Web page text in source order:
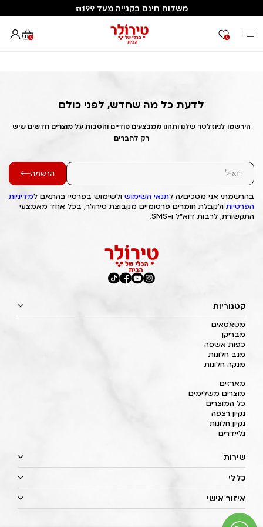
משלוח חינם בקנייה מעל ₪199
0 0
דף הבית Out of Stock Alert 2025/07/04 1751599128
לדעת כל מה שחדש, לפני כולם
הירשמו לניוזלטר שלנו ותהנו ממבצעים סודיים והטבות על מוצרים חדשים שיש
רק לחברים
הרשמה
בהרשמתי אני מסכים/ה לתנאי השימוש ולשימוש בפרטיי בהתאם למדיניות
הפרטיות ולקבלת חומרים פרסומיים מקבוצת טירולר, בכל אחד מאמצעי
התקשורת, לרבות דוא"ל ו-SMS.
קטגוריות
מטאטאים
מבריקן
כפות אשפה
מגב חלונות
מנקה חלונות
מארזים
מוצרים משלימים
כל המוצרים
נקיון רצפה
נקיון חלונות
גליידרים
שירות
כללי
איזור אישי